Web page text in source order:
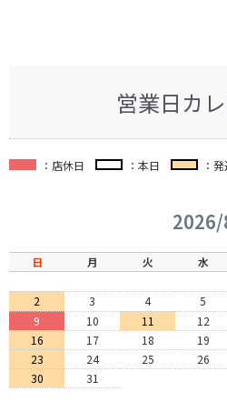
営業日カ
：店休日 ：本日 ：
日 月 火 水
2
3 4 5
9
10 11 12
16
17 18 19
23
24 25 26
30
31